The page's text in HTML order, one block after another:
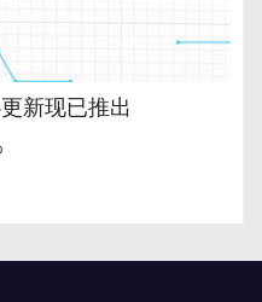
新现已推出